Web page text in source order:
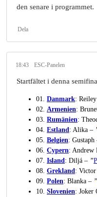
den senare i programmet.
Dela
18:43 ESC-Panelen
Startfältet i denna
01. Danmark:
02. Armenien:
03. Rumänien:
04. Estland: Alika –
05. Belgien: Gustaph
06. Cypern: Andrew
07. Island: Diljá – ”
08. Grekland: Victor
09. Polen: Blanka – ”
10. Slovenien: Joker